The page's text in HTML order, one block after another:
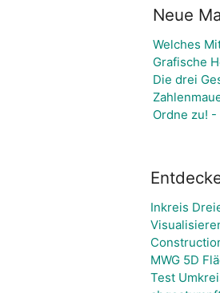
Neue
Welches
Grafische
Die drei
Ordne zu!
Inkreis
MWG 5D
Test